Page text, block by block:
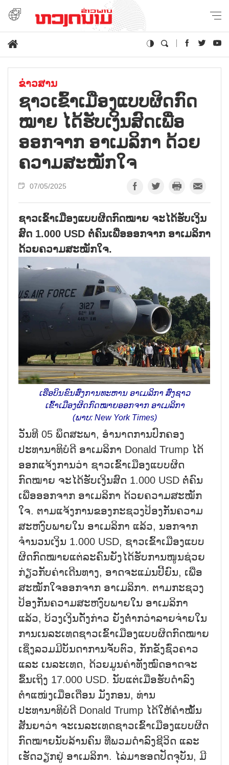
ຂ່າວສານ
ຊາວ​ເຂົ້າ​ເມືອງ​ແບບ​ຜິດ​ກົດ​
ໝາຍ ໄດ້​ຮັບ​ເງິນ​ສົດ​ເພື່ອ​​
ອອກ​ຈາກ ອາ​ເມ​ລິ​ກາ ດ້ວຍ​
ຄວາມ​ສະ​ໝັກ​ໃຈ
07/05/2025
ຊາວເຂົ້າເມືອງແບບຜິດກົດໝາຍ ຈະໄດ້ຮັບເງິນ
ສົດ 1.000 USD ຕໍ່ຄົນເພື່ອອອກຈາກ ອາເມລິກາ
ດ້ວຍຄວາມສະໝັກໃຈ.
ເຮືອບິນຂົນສົ່ງການທະຫານ ອາເມລິກາ ສົ່ງຊາວ
ເຂົ້າເມືອງຜິດກົດໝາຍອອກຈາກ ອາເມລິກາ
(ພາບ: New York Times)
ວັນທີ 05 ພຶດສະພາ, ອຳນາດການປົກຄອງ
ປະທານາທິບໍດີ ອາເມລິກາ Donald Trump ໄດ້
ອອກແຈ້ງການວ່າ ຊາວເຂົ້າເມືອງແບບຜິດ
ກົດໝາຍ ຈະໄດ້ຮັບເງິນສົດ 1.000 USD ຕໍ່ຄົນ
ເພື່ອອອກຈາກ ອາເມລິກາ ດ້ວຍຄວາມສະໝັກ
ໃຈ. ຕາມແຈ້ງການຂອງກະຊວງປ້ອງກັນຄວາມ
ສະຫງົບພາຍໃນ ອາເມລິກາ ແລ້ວ, ນອກຈາກ
ຈຳນວນເງິນ 1.000 USD, ຊາວເຂົ້າເມືອງແບບ
ຜິດກົດໝາຍແຕ່ລະຄົນຍັງໄດ້ຮັບການໜູນຊ່ວຍ
ກ່ຽວກັບຄ່າເດີນທາງ, ອາດຈະແມ່ນປີ້ຍົນ, ເພື່ອ
ສະໝັກໃຈອອກຈາກ ອາເມລິກາ. ຕາມກະຊວງ
ປ້ອງກັນຄວາມສະຫງົບພາຍໃນ ອາເມລິກາ
ແລ້ວ, ບ້ວງເງິນດັ່ງກ່າວ ຍັງຕ່ຳກວ່າລາຍຈ່າຍໃນ
ການເນລະເທດຊາວເຂົ້າເມືອງແບບຜິດກົດໝາຍ
ເຊິ່ງລວມມີບັນດາການຈັບຕົວ, ກັກຂັງຊົ່ວຄາວ
ແລະ ເນລະເທດ, ດ້ວຍມູນຄ່າທັງໝົດອາດຈະ
ຂຶ້ນເຖິງ 17.000 USD. ນັບແຕ່ເມື່ອຮັບດຳລົງ
ຕຳແໜ່ງເມື່ອເດືອນ ມັງກອນ, ທ່ານ
ປະທານາທິບໍດີ Donald Trump ໄດ້ໃຫ້ຄຳໝັ້ນ
ສັນຍາວ່າ ຈະເນລະເທດຊາວເຂົ້າເມືອງແບບຜິດ
ກົດໝາຍນັບລ້ານຄົນ ທີ່ພວມດຳລົງຊີວິດ ແລະ
ເຮັດວຽກຢູ່ ອາເມລິກາ. ໄລ່ມາຮອດປັດຈຸບັນ, ມີ